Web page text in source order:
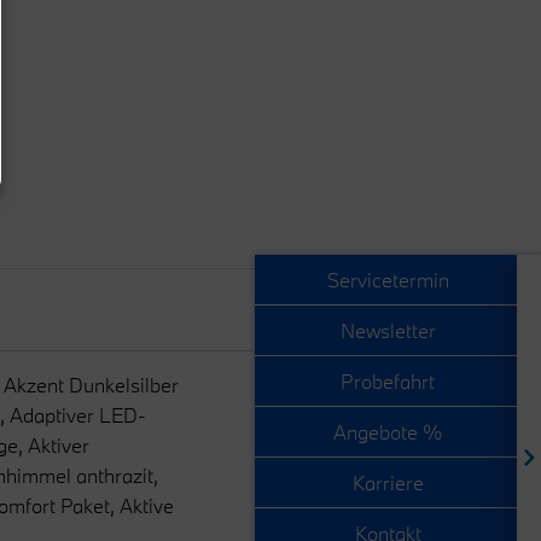
Servicetermin
Newsletter
Probefahrt
Angebote %
Karriere
Kontakt
Dunkelsilber
Adaptiver LED-
Aktiver
anthrazit,
Paket, Aktive